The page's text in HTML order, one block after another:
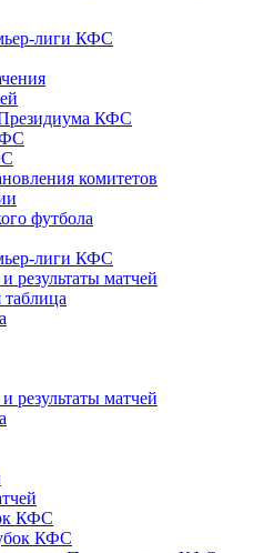
лиги КФС
КФС
комитетов
футбола
лиги КФС
результаты матчей
результаты матчей
КФС
КФС